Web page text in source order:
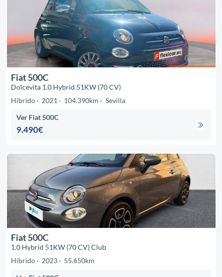
Fiat 500C
Dolcevita 1.0 Hybrid 51KW (70 CV)
Híbrido
2021 104.390km Sevilla
Ver Fiat 500C
9.490€
Fiat 500C
1.0 Hybrid 51KW (70 CV) Club
Híbrido
2023 55.650km